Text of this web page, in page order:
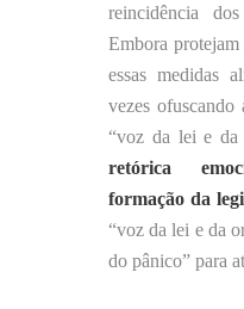
reincidência
Embora protejam
essas medidas
vezes ofuscando
“voz da lei e da
retórica
formação da
“voz da lei e da
do pânico” para